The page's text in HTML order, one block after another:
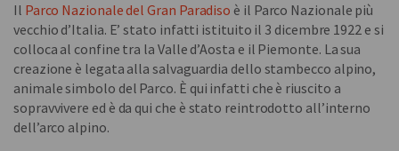
Il Parco Nazionale del Gran Paradiso è il Parco Nazionale più
vecchio d’Italia. E’ stato infatti istituito il 3 dicembre 1922 e si
colloca al confine tra la Valle d’Aosta e il Piemonte. La sua
creazione è legata alla salvaguardia dello stambecco alpino,
animale simbolo del Parco. È qui infatti che è riuscito a
sopravvivere ed è da qui che è stato reintrodotto all’interno
dell’arco alpino.